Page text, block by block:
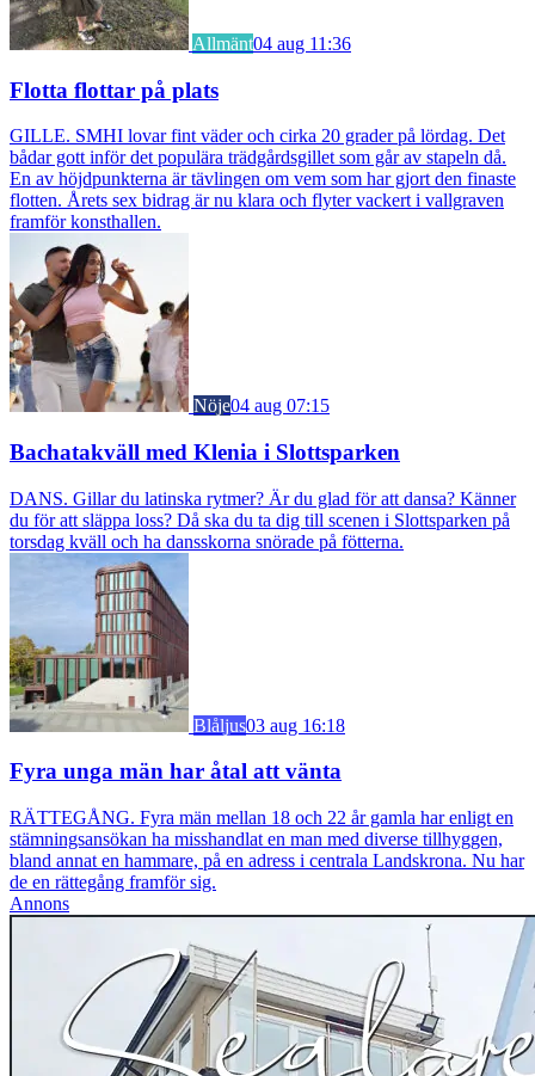
Allmänt04 aug 11:36
Flotta flottar på plats
GILLE. SMHI lovar fint väder och cirka 20 grader på lördag. Det
bådar gott inför det populära trädgårdsgillet som går av stapeln då.
En av höjdpunkterna är tävlingen om vem som har gjort den finaste
flotten. Årets sex bidrag är nu klara och flyter vackert i vallgraven
framför konsthallen.
Nöje04 aug 07:15
Bachatakväll med Klenia i Slottsparken
DANS. Gillar du latinska rytmer? Är du glad för att dansa? Känner
du för att släppa loss? Då ska du ta dig till scenen i Slottsparken på
torsdag kväll och ha dansskorna snörade på fötterna.
Blåljus03 aug 16:18
Fyra unga män har åtal att vänta
RÄTTEGÅNG. Fyra män mellan 18 och 22 år gamla har enligt en
stämningsansökan ha misshandlat en man med diverse tillhyggen,
bland annat en hammare, på en adress i centrala Landskrona. Nu har
de en rättegång framför sig.
Annons